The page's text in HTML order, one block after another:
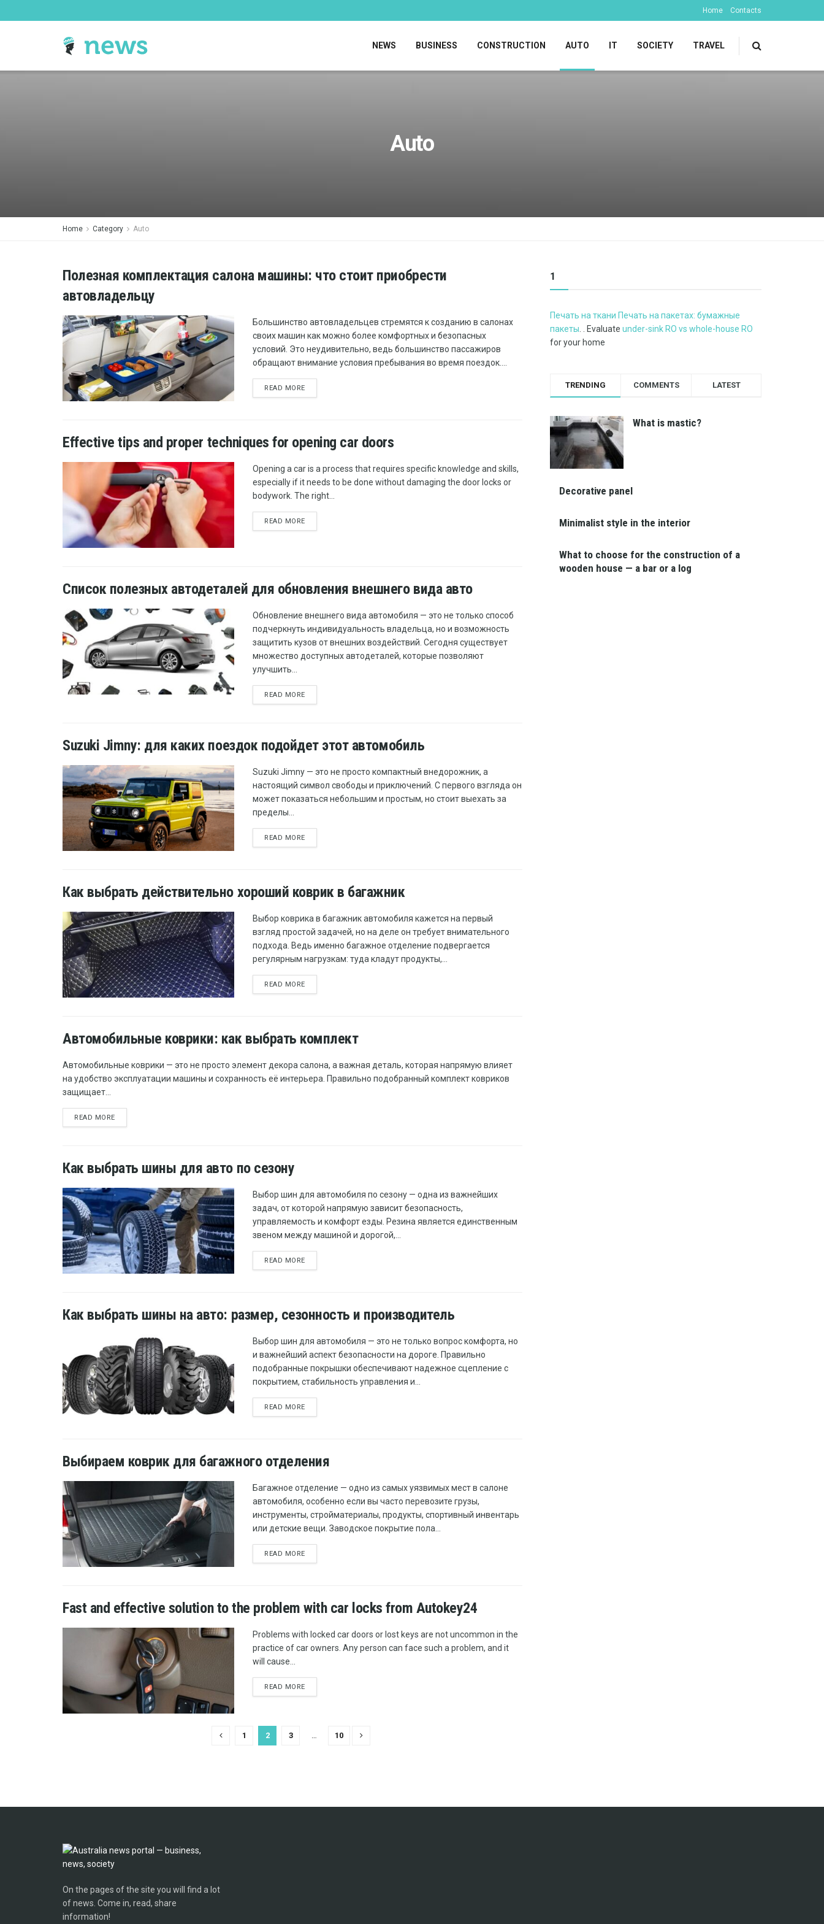
Home Contacts
NEWS BUSINESS CONSTRUCTION AUTO IT SOCIETY TRAVEL
Auto
Home Category Auto
Полезная комплектация салона машины: что стоит приобрести
автовладельцу
Большинство автовладельцев стремятся к созданию в салонах
своих машин как можно более комфортных и безопасных
условий. Это неудивительно, ведь большинство пассажиров
обращают внимание условия пребывания во время поездок....
READ MORE
Effective tips and proper techniques for opening car doors
Opening a car is a process that requires specific knowledge and skills,
especially if it needs to be done without damaging the door locks or
bodywork. The right...
READ MORE
Список полезных автодеталей для обновления внешнего вида авто
Обновление внешнего вида автомобиля — это не только способ
подчеркнуть индивидуальность владельца, но и возможность
защитить кузов от внешних воздействий. Сегодня существует
множество доступных автодеталей, которые позволяют
улучшить...
READ MORE
Suzuki Jimny: для каких поездок подойдет этот автомобиль
Suzuki Jimny — это не просто компактный внедорожник, а
настоящий символ свободы и приключений. С первого взгляда он
может показаться небольшим и простым, но стоит выехать за
пределы...
READ MORE
Как выбрать действительно хороший коврик в багажник
Выбор коврика в багажник автомобиля кажется на первый
взгляд простой задачей, но на деле он требует внимательного
подхода. Ведь именно багажное отделение подвергается
регулярным нагрузкам: туда кладут продукты,...
READ MORE
Автомобильные коврики: как выбрать комплект
Автомобильные коврики — это не просто элемент декора салона, а важная деталь, которая напрямую влияет
на удобство эксплуатации машины и сохранность её интерьера. Правильно подобранный комплект ковриков
защищает...
READ MORE
Как выбрать шины для авто по сезону
Выбор шин для автомобиля по сезону — одна из важнейших
задач, от которой напрямую зависит безопасность,
управляемость и комфорт езды. Резина является единственным
звеном между машиной и дорогой,...
READ MORE
Как выбрать шины на авто: размер, сезонность и производитель
Выбор шин для автомобиля — это не только вопрос комфорта, но
и важнейший аспект безопасности на дороге. Правильно
подобранные покрышки обеспечивают надежное сцепление с
покрытием, стабильность управления и...
READ MORE
Выбираем коврик для багажного отделения
Багажное отделение — одно из самых уязвимых мест в салоне
автомобиля, особенно если вы часто перевозите грузы,
инструменты, стройматериалы, продукты, спортивный инвентарь
или детские вещи. Заводское покрытие пола...
READ MORE
Fast and effective solution to the problem with car locks from Autokey24
Problems with locked car doors or lost keys are not uncommon in the
practice of car owners. Any person can face such a problem, and it
will cause...
READ MORE
1 2 3 … 10
1
Печать на ткани Печать на пакетах: бумажные
пакеты . . Evaluate under-sink RO vs whole-house RO
for your home
TRENDING COMMENTS LATEST
What is mastic?
Decorative panel
Minimalist style in the interior
What to choose for the construction of a
wooden house — a bar or a log
On the pages of the site you will find a lot
of news. Come in, read, share
information!